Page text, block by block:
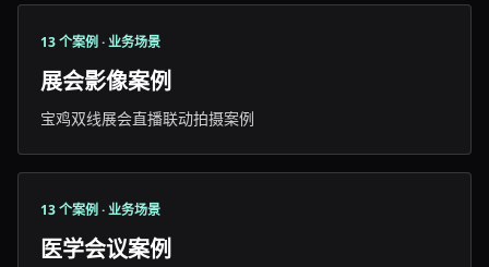
13 个案例 · 业务场景
展会影像案例
宝鸡双线展会直播联动拍摄案例
13 个案例 · 业务场景
医学会议案例